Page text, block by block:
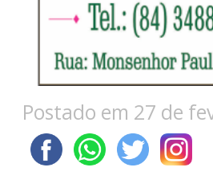
Postado em 27 de